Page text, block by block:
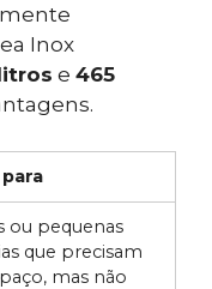
Inox
e 465
ou pequenas
que precisam
mas não